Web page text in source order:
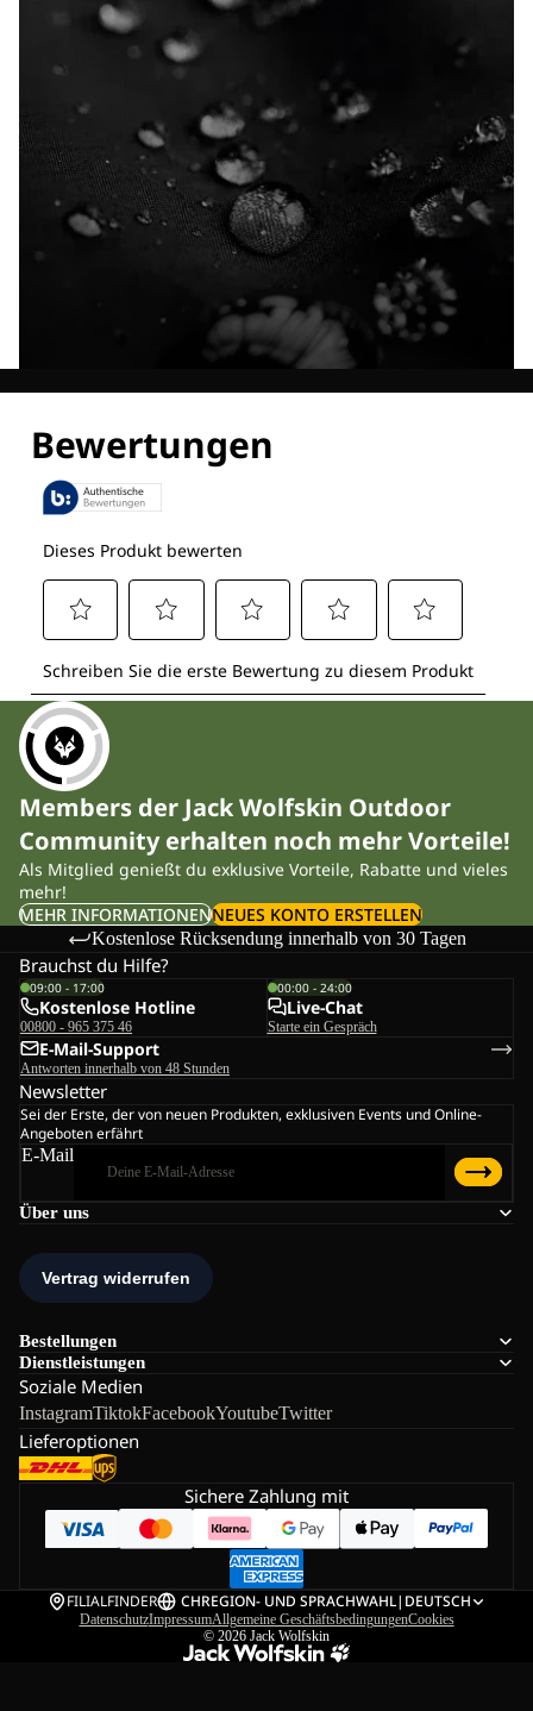
Members der Jack Wolfskin Outdoor
Community erhalten noch mehr Vorteile!
Als Mitglied genießt du exklusive Vorteile, Rabatte und vieles
mehr!
MEHR INFORMATIONENNEUES KONTO ERSTELLEN
Kostenlose Rücksendung innerhalb von 30 Tagen
Über uns
Bestellungen
Dienstleistungen
Soziale Medien
InstagramTiktokFacebookYoutubeTwitter
Lieferoptionen
Brauchst du Hilfe?
09:00 - 17:00
Kostenlose Hotline
00800 - 965 375 46
00:00 - 24:00
Live-Chat
Starte ein Gespräch
E-Mail-Support
Antworten innerhalb von 48 Stunden
Newsletter
Sei der Erste, der von neuen Produkten, exklusiven Events und Online-
Angeboten erfährt
E-Mail
Sichere Zahlung mit
FILIALFINDER CHREGION- UND SPRACHWAHL| DEUTSCH
DatenschutzImpressumAllgemeine GeschäftsbedingungenCookies
© 2026 Jack Wolfskin